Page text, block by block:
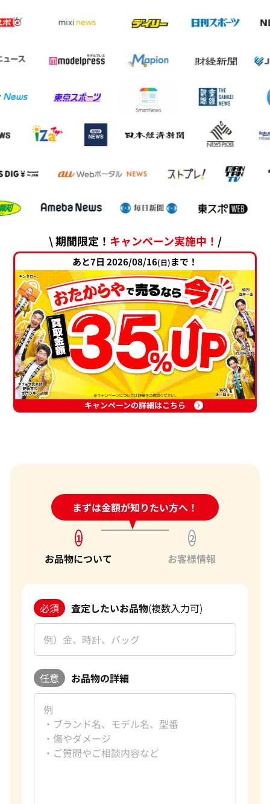
\ 期間限定！ キャンペーン実施中！ /
あと7日 2026/08/16(日)まで！
キャンペーンの詳細はこちら
まずは金額が知りたい方へ！
24時間受付中!問い合わせフォーム
1
お品物について
2
お客様情報
必須 査定したいお品物(複数入力可)
任意 お品物の詳細